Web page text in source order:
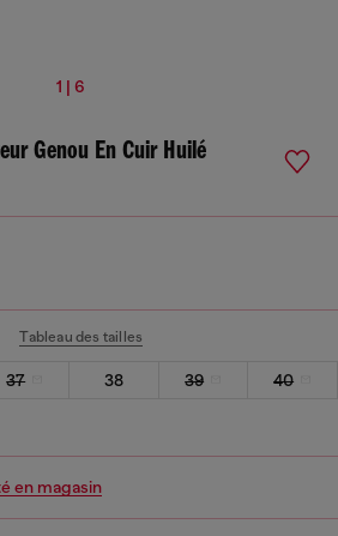
1 | 6
Genou En Cuir Huilé
Tableau des tailles
37 38 39
40
en magasin